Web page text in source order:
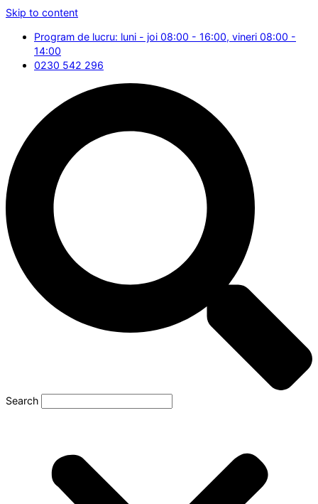
Skip to content
Program de lucru: luni - joi 08:00 - 16:00, vineri 08:00 -
14:00
0230 542 296
Search